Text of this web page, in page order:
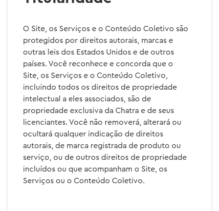
O Site, os Serviços e o Conteúdo Coletivo são
protegidos por direitos autorais, marcas e
outras leis dos Estados Unidos e de outros
países. Você reconhece e concorda que o
Site, os Serviços e o Conteúdo Coletivo,
incluindo todos os direitos de propriedade
intelectual a eles associados, são de
propriedade exclusiva da Chatra e de seus
licenciantes. Você não removerá, alterará ou
ocultará qualquer indicação de direitos
autorais, de marca registrada de produto ou
serviço, ou de outros direitos de propriedade
incluídos ou que acompanham o Site, os
Serviços ou o Conteúdo Coletivo.